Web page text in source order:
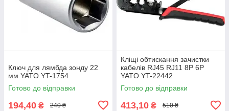
Ключ для лямбда зонду 22
мм YATO YT-1754
Готово до відправки
194,40 ₴ 240 ₴
Кліщі обтискання зачистки
кабелів RJ45 RJ11 8P 6P
YATO YT-22442
Готово до відправки
413,10 ₴ 510 ₴